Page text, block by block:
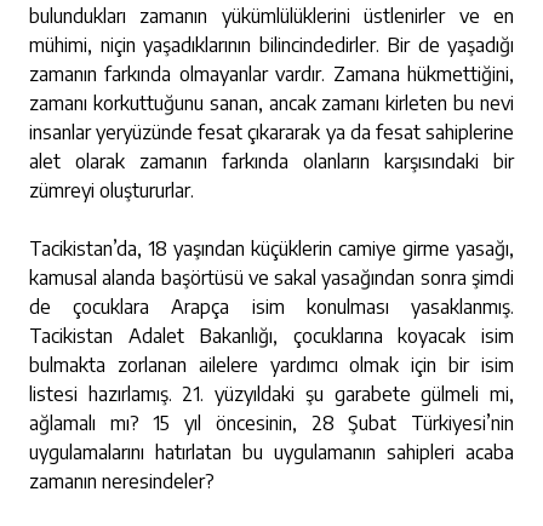
bulundukları zamanın yükümlülüklerini üstlenirler ve en
mühimi, niçin yaşadıklarının bilincindedirler. Bir de yaşadığı
zamanın farkında olmayanlar vardır. Zamana hükmettiğini,
zamanı korkuttuğunu sanan, ancak zamanı kirleten bu nevi
insanlar yeryüzünde fesat çıkararak ya da fesat sahiplerine
alet olarak zamanın farkında olanların karşısındaki bir
zümreyi oluştururlar.
Tacikistan’da, 18 yaşından küçüklerin camiye girme yasağı,
kamusal alanda başörtüsü ve sakal yasağından sonra şimdi
de çocuklara Arapça isim konulması yasaklanmış.
Tacikistan Adalet Bakanlığı, çocuklarına koyacak isim
bulmakta zorlanan ailelere yardımcı olmak için bir isim
listesi hazırlamış. 21. yüzyıldaki şu garabete gülmeli mi,
ağlamalı mı? 15 yıl öncesinin, 28 Şubat Türkiyesi’nin
uygulamalarını hatırlatan bu uygulamanın sahipleri acaba
zamanın neresindeler?